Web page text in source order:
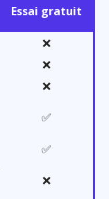
Essai gratuit
❌
❌
❌
✅
✅
❌